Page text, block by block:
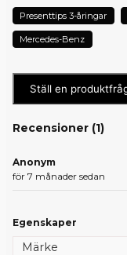
Presenttips 3-åringar
Mercedes-Benz
Ställ en
Recensioner (1)
Anonym
för 7 månader sedan
Egenskaper
Märke